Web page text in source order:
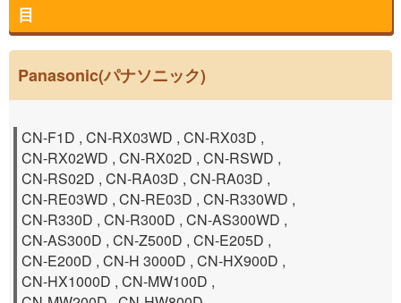
目
Panasonic(パナソニック)
CN-F1D , CN-RX03WD , CN-RX03D ,
CN-RX02WD , CN-RX02D , CN-RSWD ,
CN-RS02D , CN-RA03D , CN-RA03D ,
CN-RE03WD , CN-RE03D , CN-R330WD ,
CN-R330D , CN-R300D , CN-AS300WD ,
CN-AS300D , CN-Z500D , CN-E205D ,
CN-E200D , CN-H 3000D , CN-HX900D ,
CN-HX1000D , CN-MW100D ,